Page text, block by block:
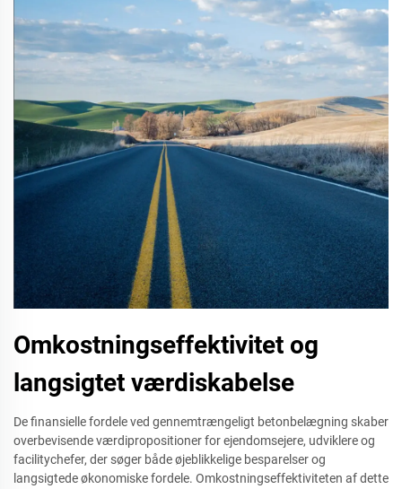
Omkostningseffektivitet og
langsigtet værdiskabelse
De finansielle fordele ved gennemtrængeligt betonbelægning skaber
overbevisende værdipropositioner for ejendomsejere, udviklere og
facilitychefer, der søger både øjeblikkelige besparelser og
langsigtede økonomiske fordele. Omkostningseffektiviteten af dette